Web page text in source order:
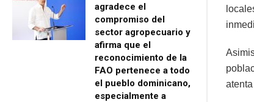
agradece el
compromiso del
sector agropecuario y
afirma que el
reconocimiento de la
FAO pertenece a todo
el pueblo dominicano,
especialmente a